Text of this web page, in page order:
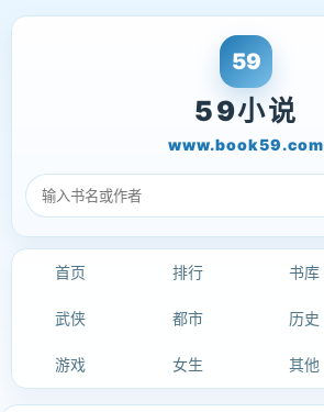
59小说
www.book59.com
首页 排行 书库
武侠 都市 历史
游戏 女生 其他